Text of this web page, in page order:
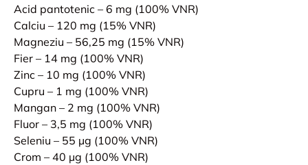
Acid pantotenic – 6 mg (100% VNR)
Calciu – 120 mg (15% VNR)
Magneziu – 56,25 mg (15% VNR)
Fier – 14 mg (100% VNR)
Zinc – 10 mg (100% VNR)
Cupru – 1 mg (100% VNR)
Mangan – 2 mg (100% VNR)
Fluor – 3,5 mg (100% VNR)
Seleniu – 55 µg (100% VNR)
Crom – 40 µg (100% VNR)